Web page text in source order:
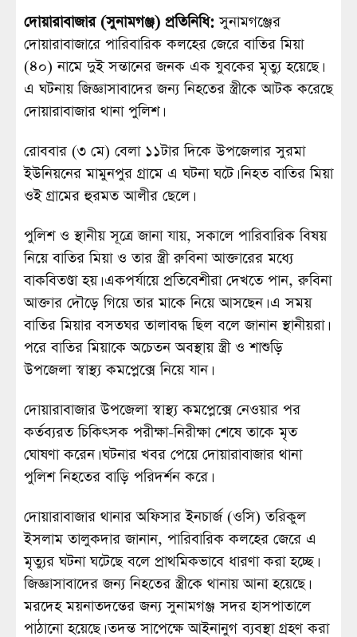
দোয়ারাবাজার (সুনামগঞ্জ) প্রতিনিধি:সুনামগঞ্জের
দোয়ারাবাজারে পারিবারিক কলহের জেরে বাতির মিয়া
(৪০) নামে দুই সন্তানের জনক এক যুবকের মৃত্যু হয়েছে।
এ ঘটনায় জিজ্ঞাসাবাদের জন্য নিহতের স্ত্রীকে আটক করেছে
দোয়ারাবাজার থানা পুলিশ।
রোববার (৩ মে) বেলা ১১টার দিকে উপজেলার সুরমা
ইউনিয়নের মামুনপুর গ্রামে এ ঘটনা ঘটে। নিহত বাতির মিয়া
ওই গ্রামের হুরমত আলীর ছেলে।
পুলিশ ও স্থানীয় সূত্রে জানা যায়, সকালে পারিবারিক বিষয়
নিয়ে বাতির মিয়া ও তার স্ত্রী রুবিনা আক্তারের মধ্যে
বাকবিতণ্ডা হয়। একপর্যায়ে প্রতিবেশীরা দেখতে পান, রুবিনা
আক্তার দৌড়ে গিয়ে তার মাকে নিয়ে আসছেন। এ সময়
বাতির মিয়ার বসতঘর তালাবদ্ধ ছিল বলে জানান স্থানীয়রা।
পরে বাতির মিয়াকে অচেতন অবস্থায় স্ত্রী ও শাশুড়ি
উপজেলা স্বাস্থ্য কমপ্লেক্সে নিয়ে যান।
দোয়ারাবাজার উপজেলা স্বাস্থ্য কমপ্লেক্সে নেওয়ার পর
কর্তব্যরত চিকিৎসক পরীক্ষা-নিরীক্ষা শেষে তাকে মৃত
ঘোষণা করেন। ঘটনার খবর পেয়ে দোয়ারাবাজার থানা
পুলিশ নিহতের বাড়ি পরিদর্শন করে।
দোয়ারাবাজার থানার অফিসার ইনচার্জ (ওসি) তরিকুল
ইসলাম তালুকদার জানান, পারিবারিক কলহের জেরে এ
মৃত্যুর ঘটনা ঘটেছে বলে প্রাথমিকভাবে ধারণা করা হচ্ছে।
জিজ্ঞাসাবাদের জন্য নিহতের স্ত্রীকে থানায় আনা হয়েছে।
মরদেহ ময়নাতদন্তের জন্য সুনামগঞ্জ সদর হাসপাতালে
পাঠানো হয়েছে। তদন্ত সাপেক্ষে আইনানুগ ব্যবস্থা গ্রহণ করা